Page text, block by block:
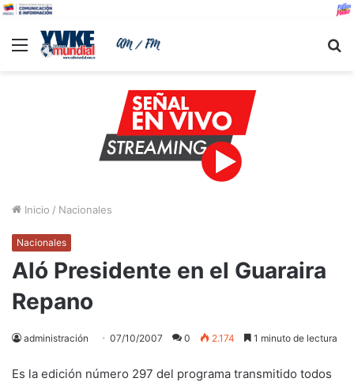
Menu
Inicio / Nacionales
Nacionales
Aló Presidente en el Guaraira
Repano
administración 07/10/2007 0 2.174 1 minuto de lectura
Es la edición número 297 del programa transmitido todos